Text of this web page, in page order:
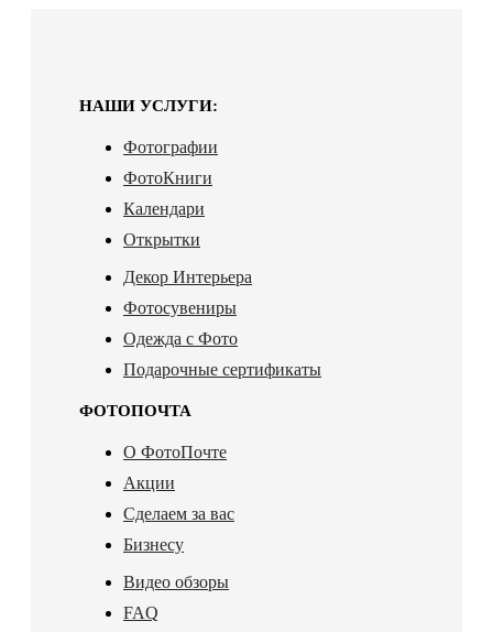
НАШИ УСЛУГИ:
Фотографии
ФотоКниги
Календари
Открытки
Декор Интерьера
Фотосувениры
Одежда с Фото
Подарочные сертификаты
ФОТОПОЧТА
О ФотоПочте
Акции
Сделаем за вас
Бизнесу
Видео обзоры
FAQ